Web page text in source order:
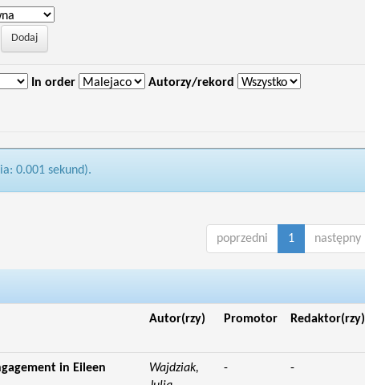
In order Autorzy/rekord
0.001 sekund).
poprzedni 1 następny
Autor(rzy) Promotor Redaktor(rzy)
in Eileen
Wajdziak,
- -